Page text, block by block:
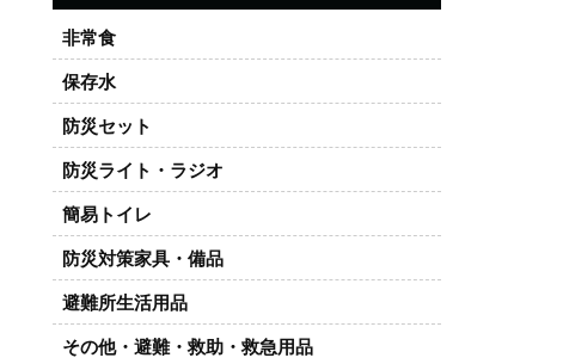
非常食
保存水
防災セット
防災ライト・ラジオ
簡易トイレ
防災対策家具・備品
避難所生活用品
その他・避難・救助・救急用品